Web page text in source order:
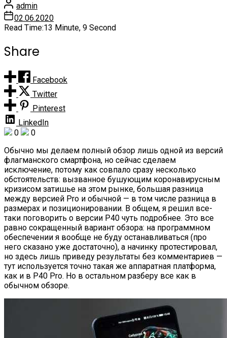
admin
02.06.2020
Read Time:13 Minute, 9 Second
Share
Facebook
Twitter
Pinterest
LinkedIn
0
0
Обычно мы делаем полный обзор лишь одной из версий
флагманского смартфона, но сейчас сделаем
исключение, потому как совпало сразу несколько
обстоятельств: вызванное бушующим коронавирусным
кризисом затишье на этом рынке, большая разница
между версией Pro и обычной — в том числе разница в
размерах и позиционировании. В общем, я решил все-
таки поговорить о версии P40 чуть подробнее. Это все
равно сокращенный вариант обзора: на программном
обеспечении я вообще не буду останавливаться (про
него сказано уже достаточно), а начинку протестировал,
но здесь лишь приведу результаты без комментариев —
тут используется точно такая же аппаратная платформа,
как и в P40 Pro. Но в остальном разберу все как в
обычном обзоре.